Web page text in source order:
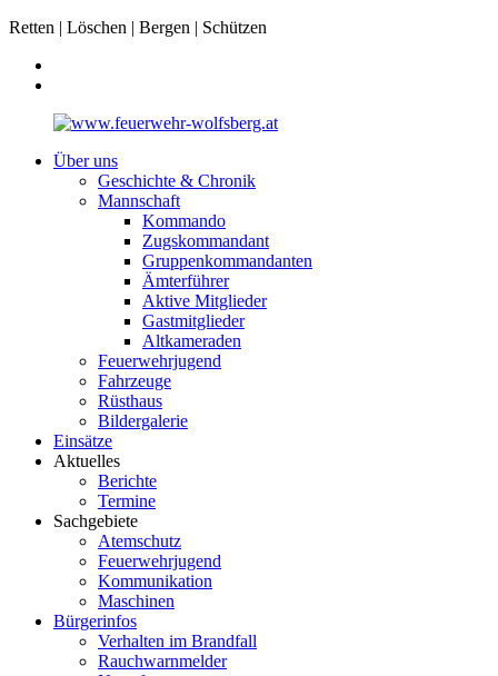
Retten | Löschen | Bergen | Schützen
Über uns
Geschichte & Chronik
Mannschaft
Kommando
Zugskommandant
Gruppenkommandanten
Ämterführer
Aktive Mitglieder
Gastmitglieder
Altkameraden
Feuerwehrjugend
Fahrzeuge
Rüsthaus
Bildergalerie
Einsätze
Aktuelles
Berichte
Termine
Sachgebiete
Atemschutz
Feuerwehrjugend
Kommunikation
Maschinen
Bürgerinfos
Verhalten im Brandfall
Rauchwarnmelder